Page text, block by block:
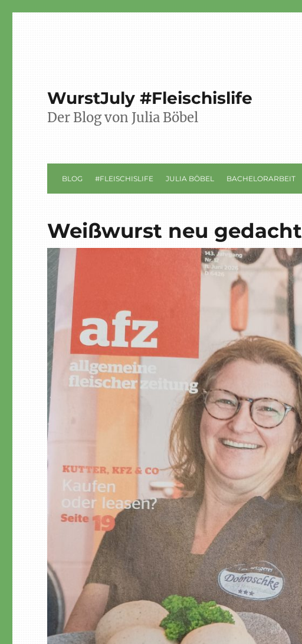
WurstJuly #Fleischislife
Der Blog von Julia Böbel
BLOG #FLEISCHISLIFE JULIA BÖBEL BACHELORARBEIT
Weißwurst neu gedacht